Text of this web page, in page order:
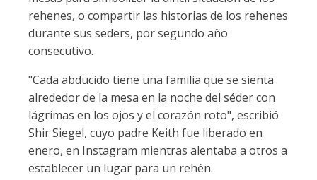
rehenes, o compartir las historias de los rehenes
durante sus seders, por segundo año
consecutivo.
"Cada abducido tiene una familia que se sienta
alrededor de la mesa en la noche del séder con
lágrimas en los ojos y el corazón roto", escribió
Shir Siegel, cuyo padre Keith fue liberado en
enero, en Instagram mientras alentaba a otros a
establecer un lugar para un rehén.